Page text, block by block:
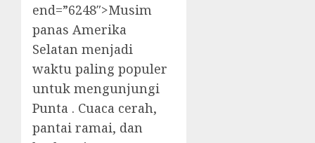
end=”6248″>Musim
panas Amerika
Selatan menjadi
waktu paling populer
untuk mengunjungi
Punta . Cuaca cerah,
pantai ramai, dan